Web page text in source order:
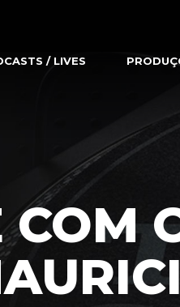
/ LIVES
COM